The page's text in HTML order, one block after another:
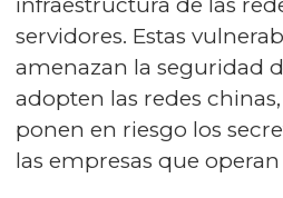
servidores. Estas
amenazan la seguridad
adopten las redes
ponen en riesgo los
las empresas que operan